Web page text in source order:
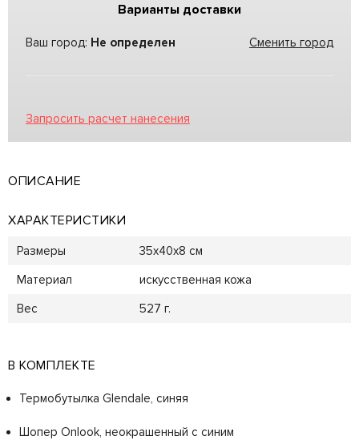
Варианты доставки
Ваш город: Не определен Сменить город
Запросить расчет нанесения
ОПИСАНИЕ
ХАРАКТЕРИСТИКИ
Размеры
35х40х8 см
Материал
искусственная кожа
Вес
527 г.
В КОМПЛЕКТЕ
Термобутылка Glendale, синяя
Шопер Onlook, неокрашенный с синим